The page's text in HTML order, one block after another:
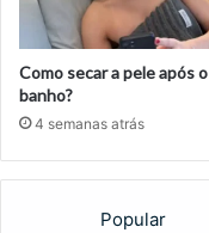
Como secar a pele após o
banho?
4 semanas atrás
Popular